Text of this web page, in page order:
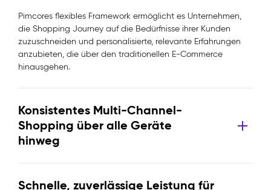
Pimcores flexibles Framework ermöglicht es Unternehmen,
die Shopping Journey auf die Bedürfnisse ihrer Kunden
zuzuschneiden und personalisierte, relevante Erfahrungen
anzubieten, die über den traditionellen E-Commerce
hinausgehen.
Konsistentes Multi-Channel-
Shopping über alle Geräte
hinweg
Schnelle, zuverlässige Leistung für